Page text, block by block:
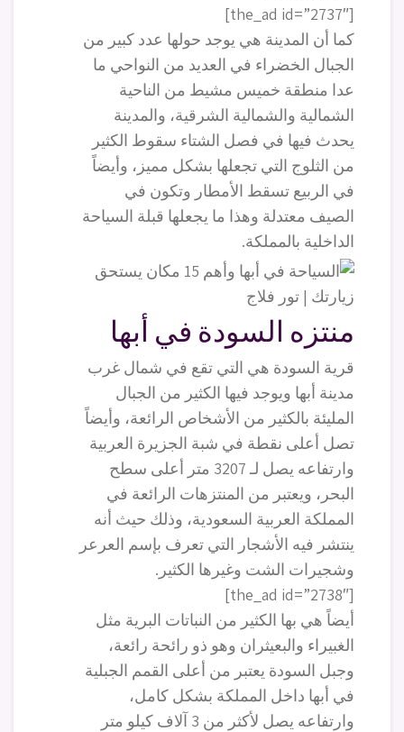
[the_ad id=”2737″]
كما أن المدينة هي يوجد حولها عدد كبير من
الجبال الخضراء في العديد من النواحي ما
عدا منطقة خميس مشيط من الناحية
الشمالية والشمالية الشرقية، والمدينة
يحدث فيها في فصل الشتاء سقوط الكثير
من الثلوج التي تجعلها بشكل مميز، وأيضاً
في الربيع تسقط الأمطار وتكون في
الصيف معتدلة وهذا ما يجعلها قبلة السياحة
الداخلية بالمملكة.
منتزه السودة في أبها
قرية السودة هي التي تقع في شمال غرب
مدينة أبها ويوجد فيها الكثير من الجبال
المليئة بالكثير من الأشخاص الرائعة، وأيضاً
تصل أعلى نقطة في شبة الجزيرة العربية
وارتفاعه يصل لـ 3207 متر أعلى سطح
البحر، ويعتبر من المنتزهات الرائعة في
المملكة العربية السعودية، وذلك حيث أنه
ينتشر فيه الأشجار التي تعرف بإسم العرعر
وشجيرات الشت وغيرها الكثير.
[the_ad id=”2738″]
أيضاً هي بها الكثير من النباتات البرية مثل
الغبيراء والبعيثران وهو ذو رائحة رائعة،
وجبل السودة يعتبر من أعلى القمم الجبلية
في أبها داخل المملكة بشكل كامل،
وارتفاعه يصل لأكثر من 3 آلاف كيلو متر